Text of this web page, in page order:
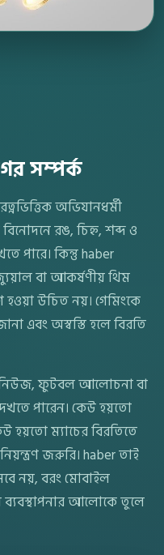
সম্পর্ক
অভিযানধর্মী
রঙ, চিহ্ন, শব্দ ও
পারে। কিন্তু haber
বা আকর্ষণীয় থিম
উচিত নয়। গেমিংকে
এবং অস্বস্তি হলে বিরতি
নিউজ, ফুটবল আলোচনা বা
পারেন। কেউ হয়তো
হয়তো ম্যাচের বিরতিতে
জরুরি। haber তাই
নয়, বরং মোবাইল
ব্যবস্থাপনার আলোকে তুলে